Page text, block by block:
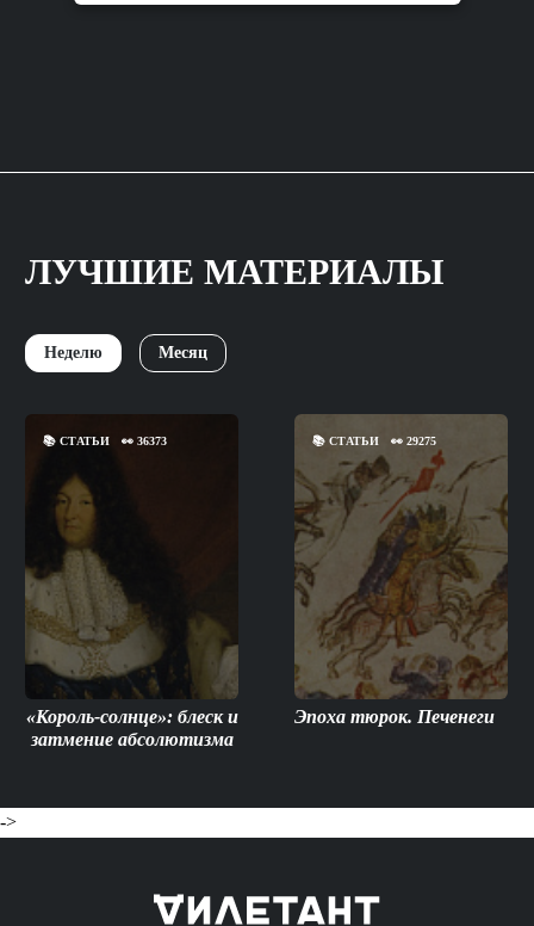
ЛУЧШИЕ МАТЕРИАЛЫ
Неделю Месяц
📚 СТАТЬИ 👀 36373
«Король-солнце»: блеск и
затмение абсолютизма
📚СТАТЬИ 👀29275
Эпоха тюрок. Печенеги
->